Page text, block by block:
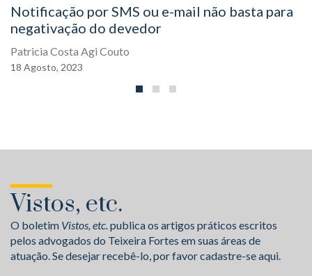
Notificação por SMS ou e-mail não basta para
negativação do devedor
Patricia Costa Agi Couto
18 Agosto, 2023
Vistos, etc.
O boletim Vistos, etc.publica os artigos práticos escritos
pelos advogados do Teixeira Fortes em suas áreas de
atuação. Se desejar recebê-lo, por favor cadastre-se aqui.